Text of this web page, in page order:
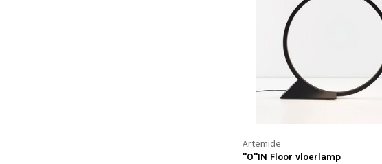
Artemide
"O"IN Floor vloerlamp